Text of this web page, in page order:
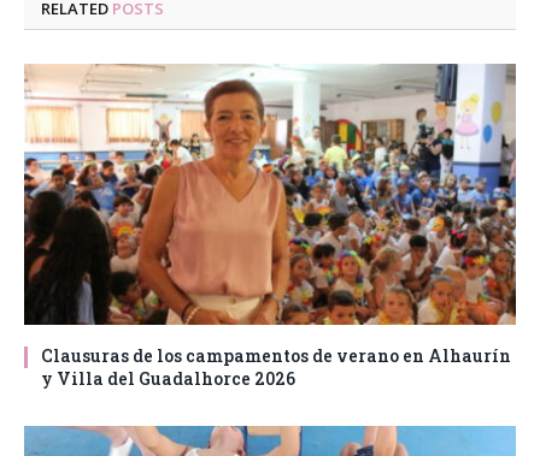
RELATED POSTS
Clausuras de los campamentos de verano en Alhaurín
y Villa del Guadalhorce 2026